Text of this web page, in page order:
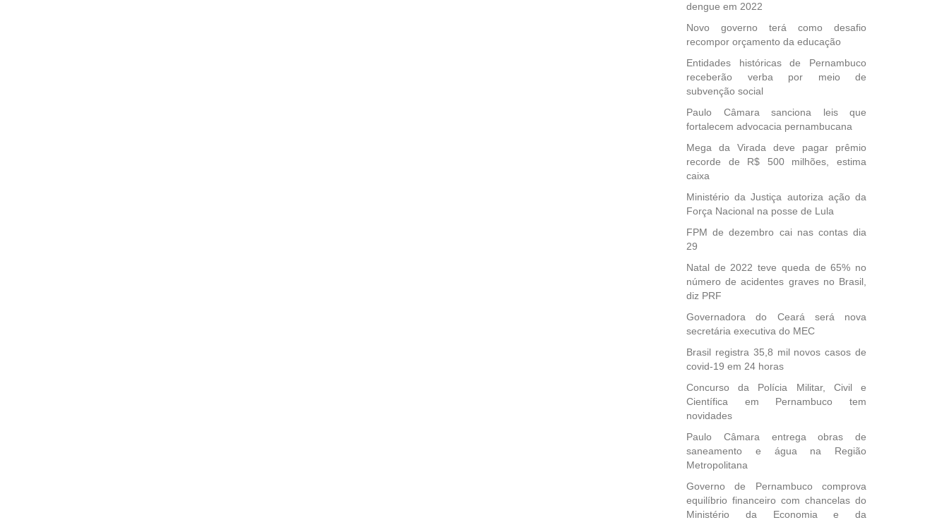
dengue em 2022
Novo governo terá como desafio
recompor orçamento da educação
Entidades históricas de Pernambuco
receberão verba por meio de
subvenção social
Paulo Câmara sanciona leis que
fortalecem advocacia pernambucana
Mega da Virada deve pagar prêmio
recorde de R$ 500 milhões, estima
caixa
Ministério da Justiça autoriza ação da
Força Nacional na posse de Lula
FPM de dezembro cai nas contas dia
29
Natal de 2022 teve queda de 65% no
número de acidentes graves no Brasil,
diz PRF
Governadora do Ceará será nova
secretária executiva do MEC
Brasil registra 35,8 mil novos casos de
covid-19 em 24 horas
Concurso da Polícia Militar, Civil e
Científica em Pernambuco tem
novidades
Paulo Câmara entrega obras de
saneamento e água na Região
Metropolitana
Governo de Pernambuco comprova
equilíbrio financeiro com chancelas do
Ministério da Economia e da